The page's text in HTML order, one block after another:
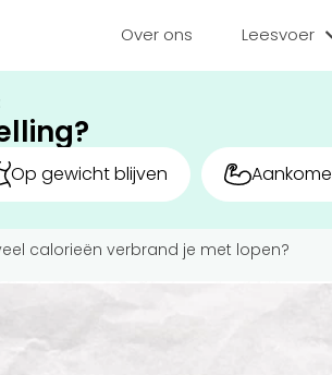
Over ons Leesvoer
Op gewicht blijven
calorieën verbrand je met lopen?